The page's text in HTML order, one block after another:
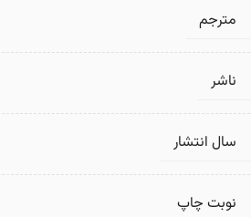
مترجم
ناشر
سال انتشار
نوبت چاپ